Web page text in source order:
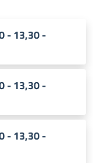
- 13,30 -
- 13,30 -
- 13,30 -